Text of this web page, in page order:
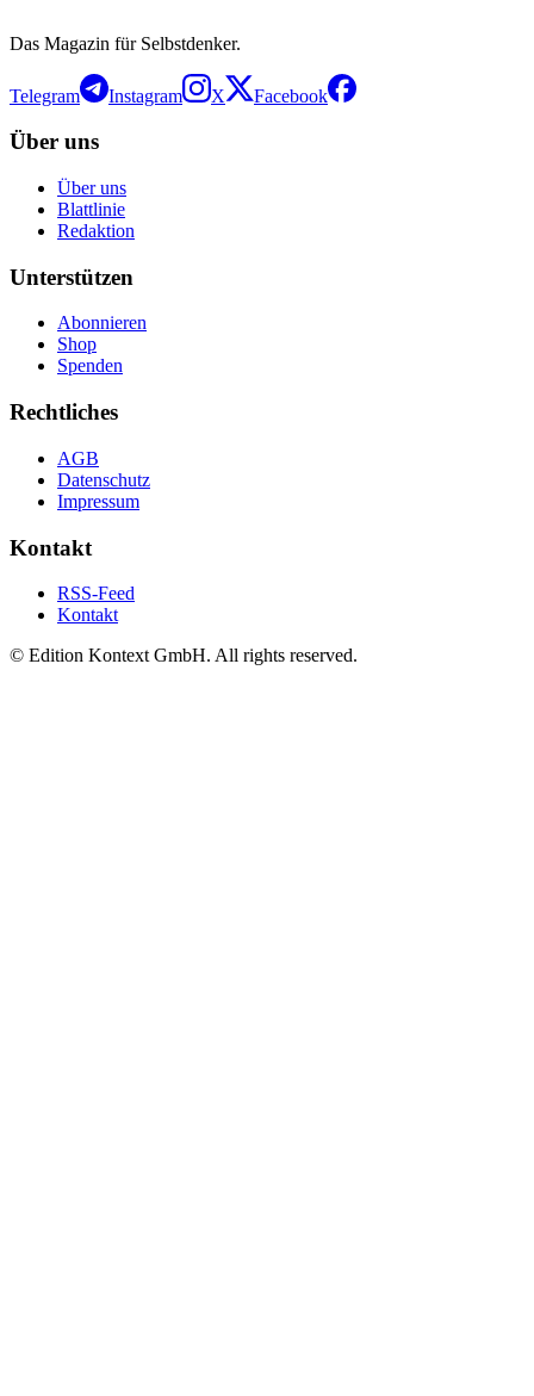
Das Magazin für Selbstdenker.
Telegram Instagram X Facebook
Über uns
Über uns
Blattlinie
Redaktion
Unterstützen
Abonnieren
Shop
Spenden
Rechtliches
AGB
Datenschutz
Impressum
Kontakt
RSS-Feed
Kontakt
© Edition Kontext GmbH. All rights reserved.